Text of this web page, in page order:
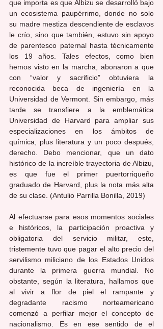
que importa es que Albizu se desarrolló bajo
un ecosistema paupérrimo, donde no solo
su madre mestiza descendiente de esclavos
le crío, sino que también, estuvo sin apoyo
de parentesco paternal hasta técnicamente
los 19 años. Tales efectos, como bien
hemos visto en la marcha, abonaron a que
con “valor y sacrificio” obtuviera la
reconocida beca de ingeniería en la
Universidad de Vermont. Sin embargo, más
tarde se transfiere a la emblemática
Universidad de Harvard para ampliar sus
especializaciones en los ámbitos de
química, plus literatura y un poco después,
derecho. Debo mencionar, que un dato
histórico de la increíble trayectoria de Albizu,
es que fue el primer puertorriqueño
graduado de Harvard, plus la nota más alta
de su clase. (Antulio Parrilla Bonilla, 2019)
Al efectuarse para esos momentos sociales
e históricos, la participación proactiva y
obligatoria del servicio militar, este,
tristemente tuvo que pagar el alto precio del
servilismo miliciano de los Estados Unidos
durante la primera guerra mundial. No
obstante, según la literatura, hallamos que
al vivir a flor de piel el rampante y
degradante racismo norteamericano
comenzó a perfilar mejor el concepto de
nacionalismo. Es en ese sentido de el